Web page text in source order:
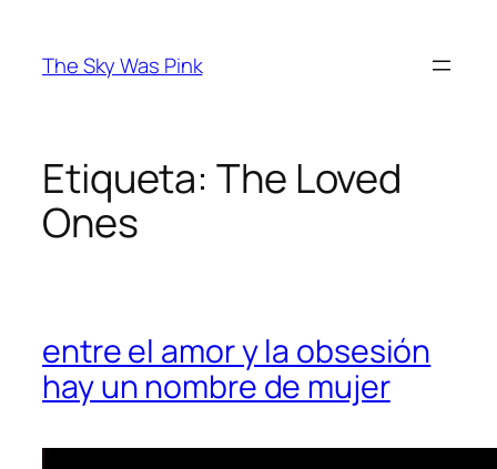
contenido
The Sky Was Pink
Etiqueta: The Loved
Ones
entre el amor y la obsesión
hay un nombre de mujer